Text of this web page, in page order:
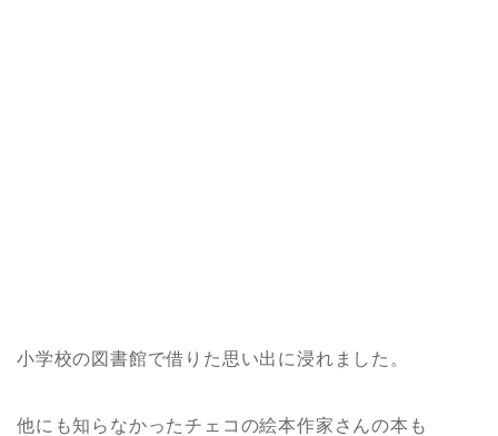
小学校の図書館で借りた思い出に浸れました。
他にも知らなかったチェコの絵本作家さんの本も